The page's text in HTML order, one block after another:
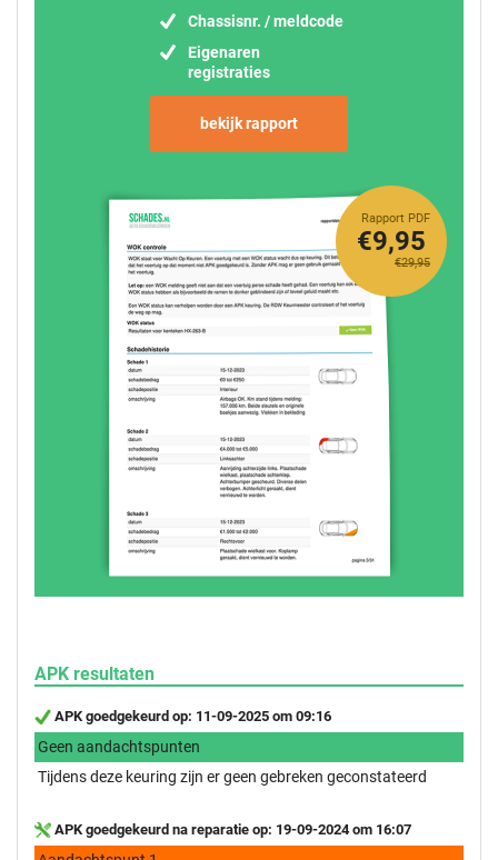
Chassisnr. / meldcode
Eigenaren
registraties
bekijk rapport
Rapport PDF
€29,95
€9,95
APK resultaten
APK goedgekeurd op: 11-09-2025 om 09:16
Geen aandachtspunten
Tijdens deze keuring zijn er geen gebreken geconstateerd
APK goedgekeurd na reparatie op: 19-09-2024 om 16:07